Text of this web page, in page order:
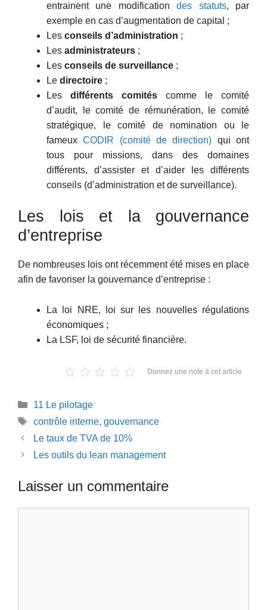
entrainent une modificationdes statuts, par
exemple en cas d’augmentation de capital ;
Les conseils d’administration ;
Les administrateurs ;
Les conseils de surveillance ;
Le directoire ;
Les différents comités comme le comité
d’audit, le comité de rémunération, le comité
stratégique, le comité de nomination ou le
fameuxCODIR (comité de direction) qui ont
tous pour missions, dans des domaines
différents, d’assister et d’aider les différents
conseils (d’administration et de surveillance).
Les lois et la gouvernance
d’entreprise
De nombreuses lois ont récemment été mises en place
afin de favoriser la gouvernance d’entreprise :
La loi NRE, loi sur les nouvelles régulations
économiques ;
La LSF, loi de sécurité financière.
Donnez une note à cet article
Catégories
11 Le pilotage
Étiquettes
contrôle interne, gouvernance
Le taux de TVA de 10%
Les outils du lean management
Laisser un commentaire